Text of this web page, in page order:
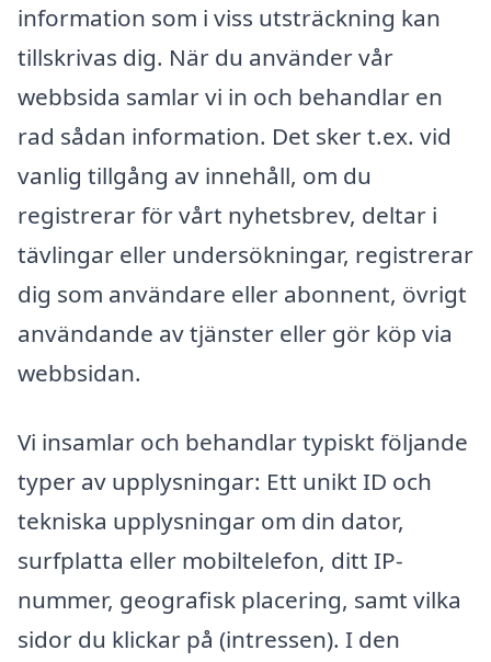
information som i viss utsträckning kan
tillskrivas dig. När du använder vår
webbsida samlar vi in och behandlar en
rad sådan information. Det sker t.ex. vid
vanlig tillgång av innehåll, om du
registrerar för vårt nyhetsbrev, deltar i
tävlingar eller undersökningar, registrerar
dig som användare eller abonnent, övrigt
användande av tjänster eller gör köp via
webbsidan.
Vi insamlar och behandlar typiskt följande
typer av upplysningar: Ett unikt ID och
tekniska upplysningar om din dator,
surfplatta eller mobiltelefon, ditt IP-
nummer, geografisk placering, samt vilka
sidor du klickar på (intressen). I den